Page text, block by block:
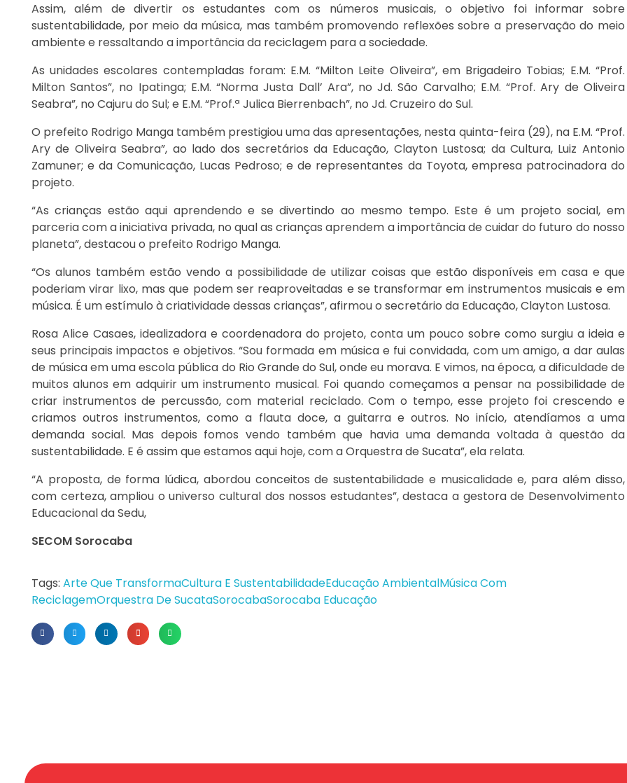
Assim, além de divertir os estudantes com os números musicais, o objetivo foi informar sobre
sustentabilidade, por meio da música, mas também promovendo reflexões sobre a preservação do meio
ambiente e ressaltando a importância da reciclagem para a sociedade.
As unidades escolares contempladas foram: E.M. “Milton Leite Oliveira”, em Brigadeiro Tobias; E.M. “Prof.
Milton Santos”, no Ipatinga; E.M. “Norma Justa Dall’ Ara”, no Jd. São Carvalho; E.M. “Prof. Ary de Oliveira
Seabra”, no Cajuru do Sul; e E.M. “Prof.ª Julica Bierrenbach”, no Jd. Cruzeiro do Sul.
O prefeito Rodrigo Manga também prestigiou uma das apresentações, nesta quinta-feira (29), na E.M. “Prof.
Ary de Oliveira Seabra”, ao lado dos secretários da Educação, Clayton Lustosa; da Cultura, Luiz Antonio
Zamuner; e da Comunicação, Lucas Pedroso; e de representantes da Toyota, empresa patrocinadora do
projeto.
“As crianças estão aqui aprendendo e se divertindo ao mesmo tempo. Este é um projeto social, em
parceria com a iniciativa privada, no qual as crianças aprendem a importância de cuidar do futuro do nosso
planeta”, destacou o prefeito Rodrigo Manga.
“Os alunos também estão vendo a possibilidade de utilizar coisas que estão disponíveis em casa e que
poderiam virar lixo, mas que podem ser reaproveitadas e se transformar em instrumentos musicais e em
música. É um estímulo à criatividade dessas crianças”, afirmou o secretário da Educação, Clayton Lustosa.
Rosa Alice Casaes, idealizadora e coordenadora do projeto, conta um pouco sobre como surgiu a ideia e
seus principais impactos e objetivos. “Sou formada em música e fui convidada, com um amigo, a dar aulas
de música em uma escola pública do Rio Grande do Sul, onde eu morava. E vimos, na época, a dificuldade de
muitos alunos em adquirir um instrumento musical. Foi quando começamos a pensar na possibilidade de
criar instrumentos de percussão, com material reciclado. Com o tempo, esse projeto foi crescendo e
criamos outros instrumentos, como a flauta doce, a guitarra e outros. No início, atendíamos a uma
demanda social. Mas depois fomos vendo também que havia uma demanda voltada à questão da
sustentabilidade. E é assim que estamos aqui hoje, com a Orquestra de Sucata”, ela relata.
“A proposta, de forma lúdica, abordou conceitos de sustentabilidade e musicalidade e, para além disso,
com certeza, ampliou o universo cultural dos nossos estudantes”, destaca a gestora de Desenvolvimento
Educacional da Sedu,
SECOM Sorocaba
Tags: Arte Que TransformaCultura E SustentabilidadeEducação AmbientalMúsica Com
ReciclagemOrquestra De SucataSorocabaSorocaba Educação